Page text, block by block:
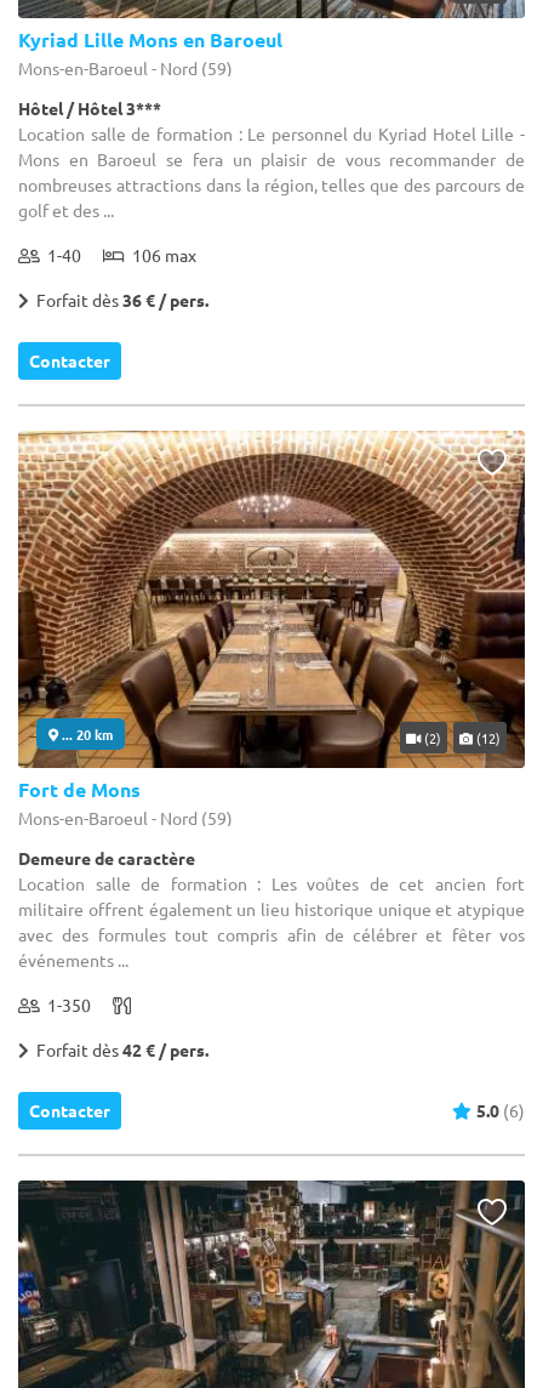
Kyriad Lille Mons en Baroeul
Mons-en-Baroeul - Nord (59)
Hôtel / Hôtel 3***
Location salle de formation : Le personnel du Kyriad Hotel Lille -
Mons en Baroeul se fera un plaisir de vous recommander de
nombreuses attractions dans la région, telles que des parcours de
golf et des ...
1-40 106 max
Forfait dès36 € / pers.
Contacter
... 20 km (2) (12)
Fort de Mons
Mons-en-Baroeul - Nord (59)
Demeure de caractère
Location salle de formation : Les voûtes de cet ancien fort
militaire offrent également un lieu historique unique et atypique
avec des formules tout compris afin de célébrer et fêter vos
événements ...
1-350
Forfait dès42 € / pers.
Contacter 5.0 (6)